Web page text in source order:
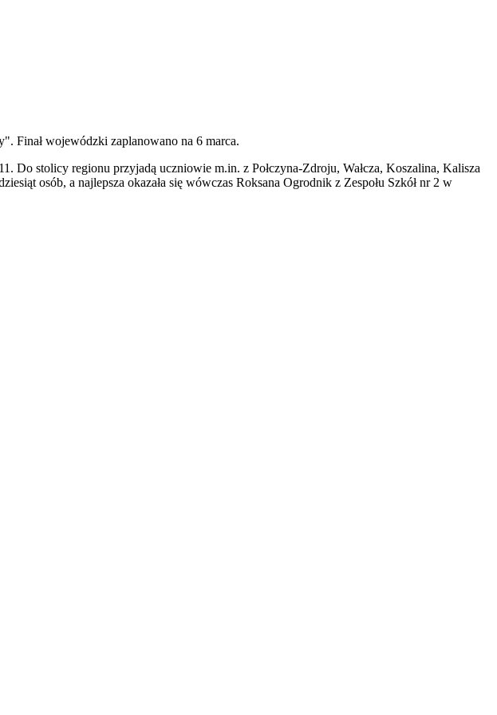
Finał wojewódzki zaplanowano na 6 marca.
Do stolicy regionu przyjadą uczniowie m.in. z Połczyna-Zdroju, Wałcza, Koszalina, Kalisza
osób, a najlepsza okazała się wówczas Roksana Ogrodnik z Zespołu Szkół nr 2 w